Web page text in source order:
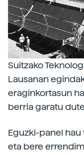
Suitzako
Lausanan
eraginkortasun
berria garatu
Eguzki-panel
eta bere